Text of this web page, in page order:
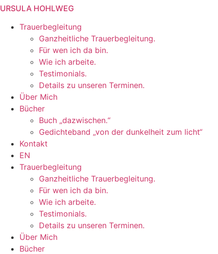
Zum
springen
URSULA HOHLWEG
Trauerbegleitung
Ganzheitliche Trauerbegleitung.
Für wen ich da bin.
Wie ich arbeite.
Testimonials.
Details zu unseren Terminen.
Über Mich
Bücher
Buch „dazwischen.“
Gedichteband „von der dunkelheit zum licht“
Kontakt
EN
Trauerbegleitung
Ganzheitliche Trauerbegleitung.
Für wen ich da bin.
Wie ich arbeite.
Testimonials.
Details zu unseren Terminen.
Über Mich
Bücher